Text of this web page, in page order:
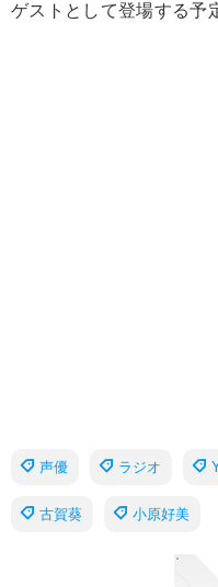
ゲストとして登場する予
声優 ラジオ
古賀葵 小原好美